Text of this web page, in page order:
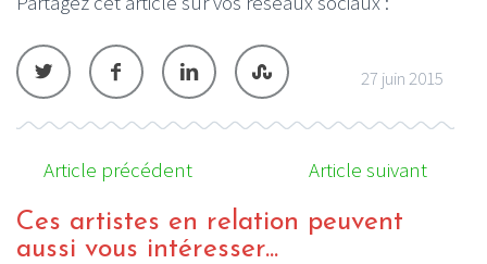
27 juin 2015
Article précédent Article suivant
Ces artistes en relation peuvent
aussi vous intéresser...